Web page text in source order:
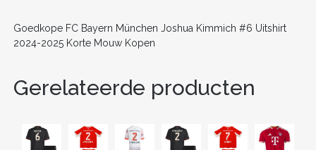
k
Goedkope FC Bayern München Joshua Kimmich #6 Uitshirt
2024-2025 Korte Mouw Kopen
Gerelateerde producten